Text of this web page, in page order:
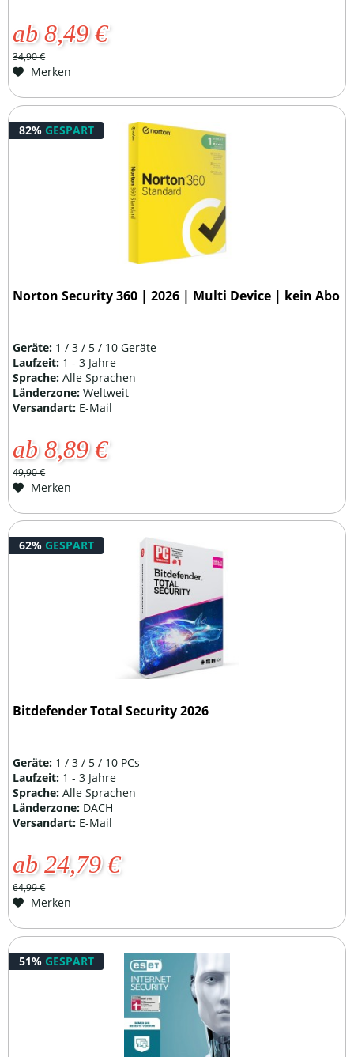
ab 8,49 €
34,90 €
Merken
82% GESPART
Norton Security 360 | 2026 | Multi Device | kein Abo
Geräte: 1 / 3 / 5 / 10 Geräte
Laufzeit: 1 - 3 Jahre
Sprache:Alle Sprachen
Länderzone:Weltweit
Versandart: E-Mail
ab 8,89 €
49,90 €
Merken
62% GESPART
Bitdefender Total Security 2026
Geräte: 1 / 3 / 5 / 10 PCs
Laufzeit: 1 - 3 Jahre
Sprache:Alle Sprachen
Länderzone: DACH
Versandart: E-Mail
ab 24,79 €
64,99 €
Merken
51% GESPART